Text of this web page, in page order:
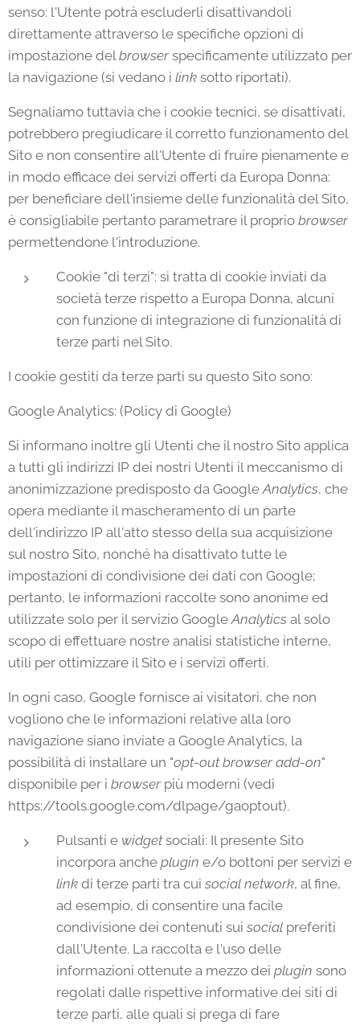
senso: l'Utente potrà escluderli disattivandoli
direttamente attraverso le specifiche opzioni di
impostazione delbrowserspecificamente utilizzato per
la navigazione (si vedano i link sotto riportati).
Segnaliamo tuttavia che i cookie tecnici, se disattivati,
potrebbero pregiudicare il corretto funzionamento del
Sito e non consentire all'Utente di fruire pienamente e
in modo efficace dei servizi offerti da Europa Donna:
per beneficiare dell'insieme delle funzionalità del Sito,
è consigliabile pertanto parametrare il proprio browser
permettendone l'introduzione.
Cookie "di terzi": si tratta di cookie inviati da
società terze rispetto a Europa Donna, alcuni
con funzione di integrazione di funzionalità di
terze parti nel Sito.
I cookie gestiti da terze parti su questo Sito sono:
Google Analytics: (Policy di Google)
Si informano inoltre gli Utenti che il nostro Sito applica
a tutti gli indirizzi IP dei nostri Utenti il meccanismo di
anonimizzazione predisposto da GoogleAnalytics, che
opera mediante il mascheramento di un parte
dell'indirizzo IP all'atto stesso della sua acquisizione
sul nostro Sito, nonché ha disattivato tutte le
impostazioni di condivisione dei dati con Google;
pertanto, le informazioni raccolte sono anonime ed
utilizzate solo per il servizio GoogleAnalytics al solo
scopo di effettuare nostre analisi statistiche interne,
utili per ottimizzare il Sito e i servizi offerti.
In ogni caso, Google fornisce ai visitatori, che non
vogliono che le informazioni relative alla loro
navigazione siano inviate a Google Analytics, la
possibilità di installare un "opt-out browser add-on"
disponibile per i browserpiù moderni (vedi
https://tools.google.com/dlpage/gaoptout).
Pulsanti e widgetsociali: Il presente Sito
incorpora anche plugin e/o bottoni per servizi e
link di terze parti tra cui social network, al fine,
ad esempio, di consentire una facile
condivisione dei contenuti sui social preferiti
dall'Utente. La raccolta e l'uso delle
informazioni ottenute a mezzo dei plugin sono
regolati dalle rispettive informative dei siti di
terze parti, alle quali si prega di fare